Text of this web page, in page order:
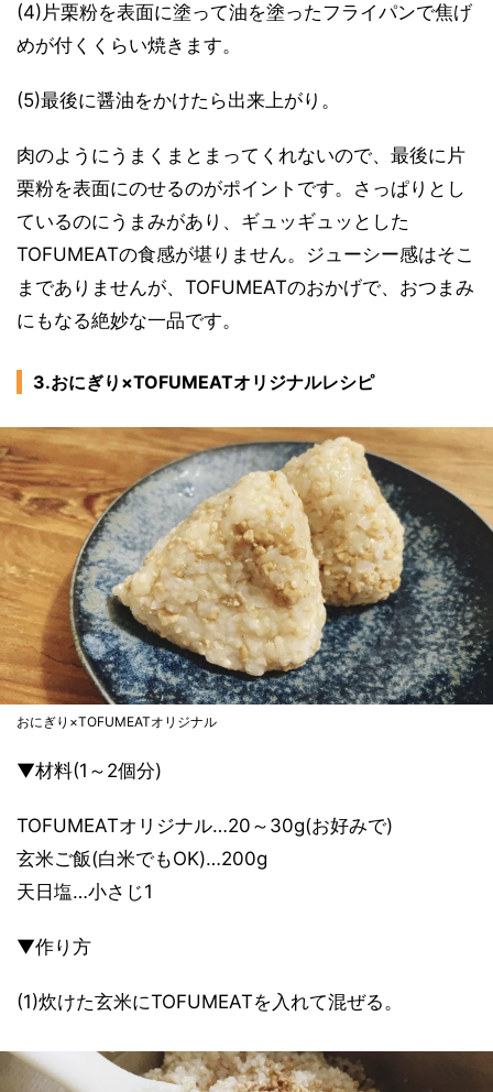
(4)片栗粉を表面に塗って油を塗ったフライパンで焦げ
めが付くくらい焼きます。
(5)最後に醤油をかけたら出来上がり。
肉のようにうまくまとまってくれないので、最後に片
栗粉を表面にのせるのがポイントです。さっぱりとし
ているのにうまみがあり、ギュッギュッとした
TOFUMEATの食感が堪りません。ジューシー感はそこ
までありませんが、TOFUMEATのおかげで、おつまみ
にもなる絶妙な一品です。
3.おにぎり×TOFUMEATオリジナルレシピ
おにぎり×TOFUMEATオリジナル
▼材料(1～2個分)
TOFUMEATオリジナル…20～30g(お好みで)
玄米ご飯(白米でもOK)…200g
天日塩…小さじ1
▼作り方
(1)炊けた玄米にTOFUMEATを入れて混ぜる。